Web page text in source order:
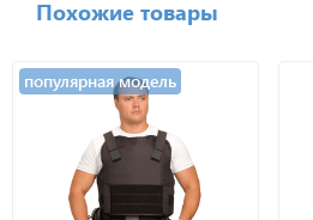
Похожие товары
популярная модель